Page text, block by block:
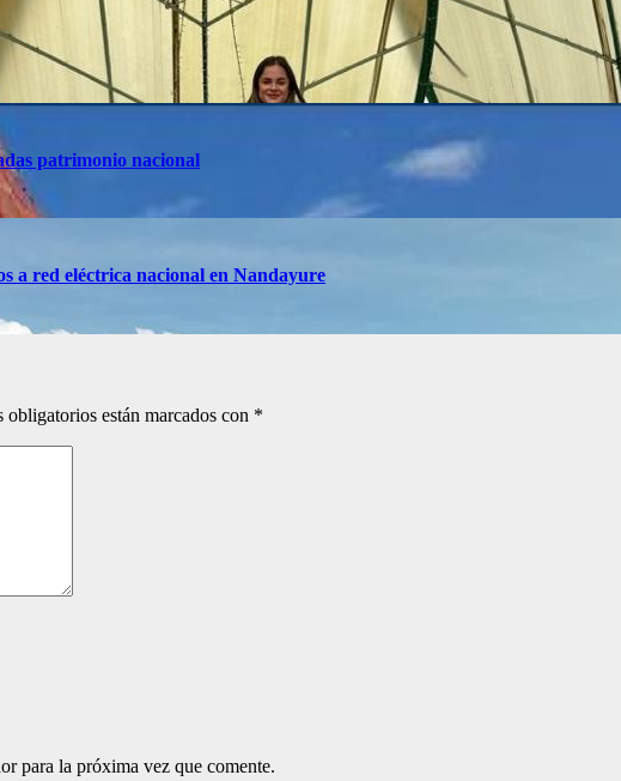
patrimonio nacional
a red eléctrica nacional en Nandayure
obligatorios están marcados con *
para la próxima vez que comente.